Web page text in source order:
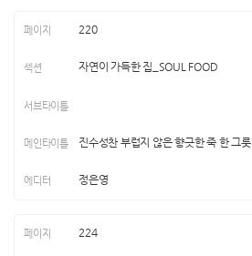
220
자연이 가득한 집_SOUL FOOD
진수성찬 부럽지 않은 향긋한 죽 한 그릇
정은영
224